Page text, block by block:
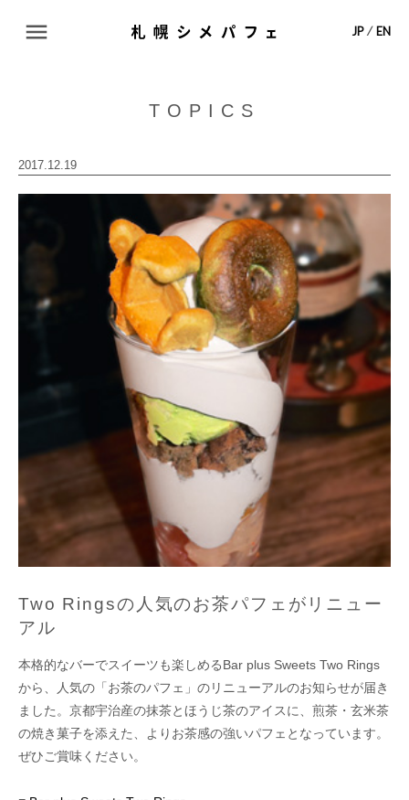
ABOUT
MAP
CONTACT
JP ⁄ EN
TOPICS
2017.12.19
Two Ringsの人気のお茶パフェがリニュー
アル
本格的なバーでスイーツも楽しめるBar plus Sweets Two Rings
から、人気の「お茶のパフェ」のリニューアルのお知らせが届き
ました。京都宇治産の抹茶とほうじ茶のアイスに、煎茶・玄米茶
の焼き菓子を添えた、よりお茶感の強いパフェとなっています。
ぜひご賞味ください。